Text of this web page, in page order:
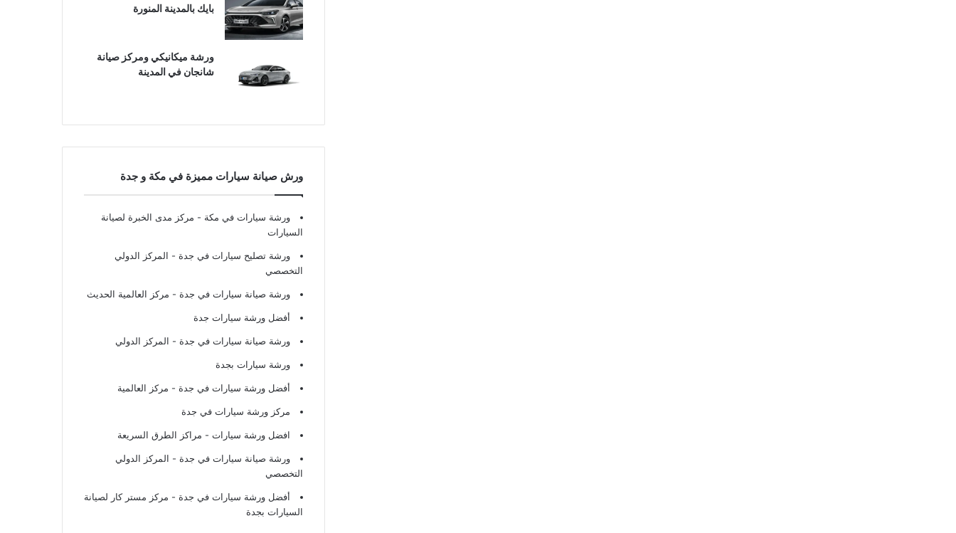
بايك بالمدينة المنورة
ورشة ميكانيكي ومركز صيانة
شانجان في المدينة
ورش صيانة سيارات مميزة في مكة و جدة
ورشة سيارات في مكة - مركز مدى الخبرة لصيانة
السيارات
ورشة تصليح سيارات في جدة - المركز الدولي
التخصصي
ورشة صيانة سيارات في جدة - مركز العالمية الحديث
أفضل ورشة سيارات جدة
ورشة صيانة سيارات في جدة - المركز الدولي
ورشة سيارات بجدة
أفضل ورشة سيارات في جدة - مركز العالمية
مركز ورشة سيارات في جدة
افضل ورشة سيارات - مراكز الطرق السريعة
ورشة صيانة سيارات في جدة - المركز الدولي
التخصصي
أفضل ورشة سيارات في جدة - مركز مستر كار لصيانة
السيارات بجدة